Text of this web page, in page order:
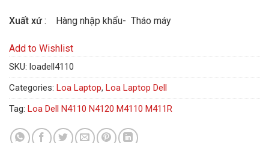
Xuất xứ: Hàng nhập khẩu- Tháo máy
Add to Wishlist
SKU: loadell4110
Categories: Loa Laptop, Loa Laptop Dell
Tag: Loa Dell N4110 N4120 M4110 M411R